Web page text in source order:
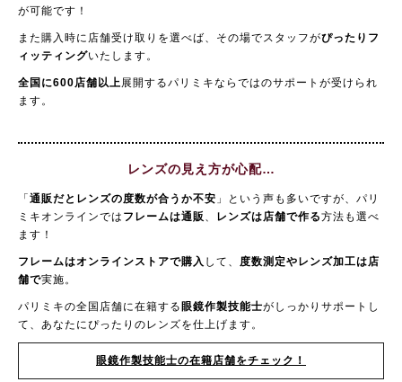
が可能です！
また購入時に店舗受け取りを選べば、その場でスタッフがぴったりフ
ィッティングいたします。
全国に600店舗以上展開するパリミキならではのサポートが受けられ
ます。
レンズの見え方が心配…
「通販だとレンズの度数が合うか不安 」という声も多いですが、パリ
ミキオンラインでは フレームは通販、 レンズは店舗で作る方法も選べ
ます！
フレームはオンラインストアで購入 して、 度数測定やレンズ加工は店
舗で実施。
パリミキの全国店舗に在籍する 眼鏡作製技能士がしっかりサポートし
て、あなたにぴったりのレンズを仕上げます。
眼鏡作製技能士の在籍店舗をチェック！